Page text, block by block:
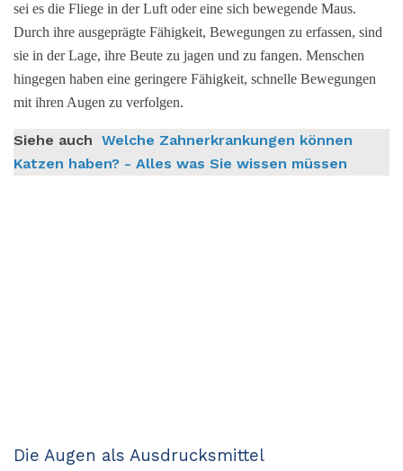
sei es die Fliege in der Luft oder eine sich bewegende Maus.
Durch ihre ausgeprägte Fähigkeit, Bewegungen zu erfassen, sind
sie in der Lage, ihre Beute zu jagen und zu fangen. Menschen
hingegen haben eine geringere Fähigkeit, schnelle Bewegungen
mit ihren Augen zu verfolgen.
Siehe auch Welche Zahnerkrankungen können
Katzen haben? - Alles was Sie wissen müssen
Die Augen als Ausdrucksmittel